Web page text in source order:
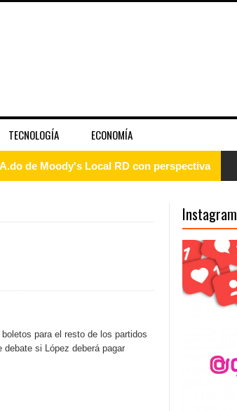
TECNOLOGÍA ECONOMÍA
el “Canto a la Patria” en la clausura
residencias artísticas en París
e invitados de lujo en el Hard Rock Café
más taquillera del 2025
para el resto de los partidos
si López deberá pagar
Instagram